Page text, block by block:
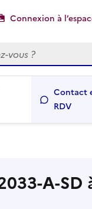
Connexion à
Contact
RDV
A-SD